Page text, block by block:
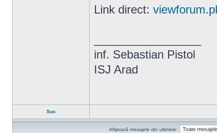
Link direct:
inf. Sebastian Pistol
ISJ Arad
Sus
Afişează mesajele din ultimele: